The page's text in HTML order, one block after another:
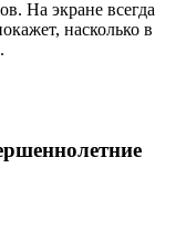
На экране всегда
насколько в